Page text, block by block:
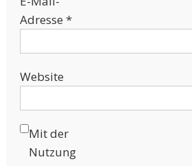
Adresse *
Website
Mit der
Nutzung